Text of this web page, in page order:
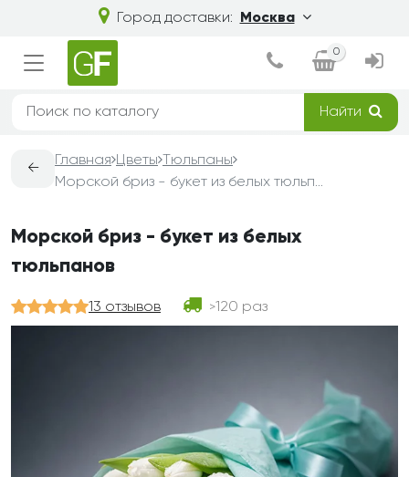
Город доставки: Москва
0
Найти
←
Главная Цветы
Тюльпаны
Морской бриз - букет из белых тюльпанов
Морской бриз - букет из белых
тюльпанов
13 отзывов >120 раз